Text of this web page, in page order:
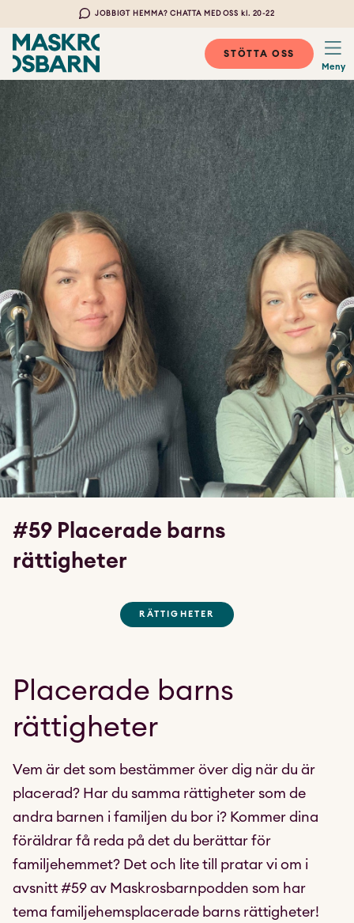
JOBBIGT HEMMA? CHATTA MED OSS kl. 20-22
STÖTTA OSS
Meny
#59 Placerade barns
rättigheter
RÄTTIGHETER
Placerade barns
rättigheter
Vem är det som bestämmer över dig när du är
placerad? Har du samma rättigheter som de
andra barnen i familjen du bor i? Kommer dina
föräldrar få reda på det du berättar för
familjehemmet? Det och lite till pratar vi om i
avsnitt #59 av Maskrosbarnpodden som har
tema familjehemsplacerade barns rättigheter!